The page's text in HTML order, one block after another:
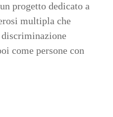
progetto dedicato a
multipla che
discriminazione
come persone con